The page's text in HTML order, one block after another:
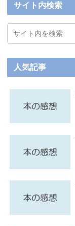
サイト内検索
人気記事